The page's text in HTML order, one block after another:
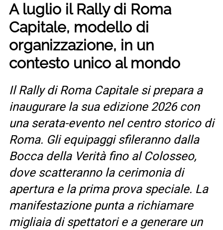
A luglio il Rally di Roma
Capitale, modello di
organizzazione, in un
contesto unico al mondo
Il Rally di Roma Capitale si prepara a
inaugurare la sua edizione 2026 con
una serata-evento nel centro storico di
Roma. Gli equipaggi sfileranno dalla
Bocca della Verità fino al Colosseo,
dove scatteranno la cerimonia di
apertura e la prima prova speciale. La
manifestazione punta a richiamare
migliaia di spettatori e a generare un